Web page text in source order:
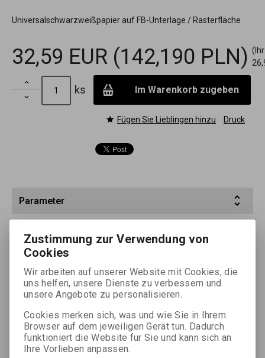
Universalschwarzweißpapier auf FB-Unterlage / Rasterfläche
32,59 EUR (142,190 PLN)


ks Im Warenkorb zugeben
Fügen Sie Lieblingen hinzu Druck
Parameter
Parameter
Wert
Abmessung
Blattanzahl
25 ks (st)
Unterlage
barytovaná papírová (papier-
baryttiert)
Farbe
extra bílá (extraweiß)
Glanzgrad/Struktur
pololesklý/rastr
(halbglänzend/Raster)
Zustimmung zur Verwendung von
Cookies
Wir arbeiten auf unserer Website mit Cookies, die
uns helfen, unsere Dienste zu verbessern und
unsere Angebote zu personalisieren.
Cookies merken sich, was und wie Sie in Ihrem
Browser auf dem jeweiligen Gerät tun. Dadurch
funktioniert die Website für Sie und kann sich an
Ihre Vorlieben anpassen.